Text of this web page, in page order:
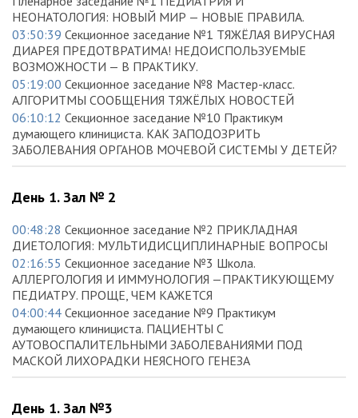
НЕОНАТОЛОГИЯ: НОВЫЙ МИР — НОВЫЕ ПРАВИЛА.
03:50:39 Секционное заседание №1 ТЯЖЁЛАЯ ВИРУСНАЯ
ДИАРЕЯ ПРЕДОТВРАТИМА! НЕДОИСПОЛЬЗУЕМЫЕ
ВОЗМОЖНОСТИ — В ПРАКТИКУ.
05:19:00 Секционное заседание №8 Мастер-класс.
АЛГОРИТМЫ СООБЩЕНИЯ ТЯЖЁЛЫХ НОВОСТЕЙ
06:10:12 Секционное заседание №10 Практикум
думающего клинициста. КАК ЗАПОДОЗРИТЬ
ЗАБОЛЕВАНИЯ ОРГАНОВ МОЧЕВОЙ СИСТЕМЫ У ДЕТЕЙ?
День 1. Зал № 2
00:48:28 Секционное заседание №2 ПРИКЛАДНАЯ
ДИЕТОЛОГИЯ: МУЛЬТИДИСЦИПЛИНАРНЫЕ ВОПРОСЫ
02:16:55 Секционное заседание №3 Школа.
АЛЛЕРГОЛОГИЯ И ИММУНОЛОГИЯ —ПРАКТИКУЮЩЕМУ
ПЕДИАТРУ. ПРОЩЕ, ЧЕМ КАЖЕТСЯ
04:00:44 Секционное заседание №9 Практикум
думающего клинициста. ПАЦИЕНТЫ С
АУТОВОСПАЛИТЕЛЬНЫМИ ЗАБОЛЕВАНИЯМИ ПОД
МАСКОЙ ЛИХОРАДКИ НЕЯСНОГО ГЕНЕЗА
День 1. Зал №3